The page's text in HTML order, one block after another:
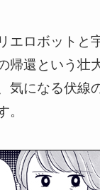
エロボットと
帰還という壮
気になる伏線
。